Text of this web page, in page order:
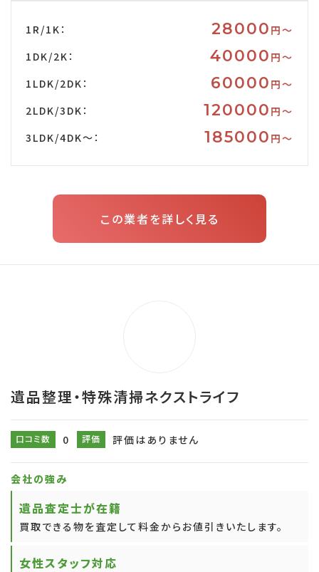
1R/1K： 28000 円〜
1DK/2K：
40000 円〜
1LDK/2DK：
60000 円〜
2LDK/3DK：
120000 円〜
3LDK/4DK～：
185000 円〜
この業者を詳しく見る
遺品整理・特殊清掃ネクストライフ
口コミ数 0 評価 評価はありません
会社の強み
遺品査定士が在籍
買取できる物を査定して料金からお値引きいたします。
女性スタッフ対応